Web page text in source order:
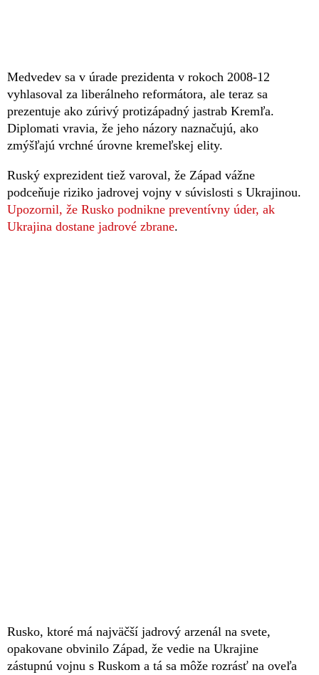
Medvedev sa v úrade prezidenta v rokoch 2008-12
vyhlasoval za liberálneho reformátora, ale teraz sa
prezentuje ako zúrivý protizápadný jastrab Kremľa.
Diplomati vravia, že jeho názory naznačujú, ako
zmýšľajú vrchné úrovne kremeľskej elity.
Ruský exprezident tiež varoval, že Západ vážne
podceňuje riziko jadrovej vojny v súvislosti s Ukrajinou.
Upozornil, že Rusko podnikne preventívny úder, ak
Ukrajina dostane jadrové zbrane.
Rusko, ktoré má najväčší jadrový arzenál na svete,
opakovane obvinilo Západ, že vedie na Ukrajine
zástupnú vojnu s Ruskom a tá sa môže rozrásť na oveľa